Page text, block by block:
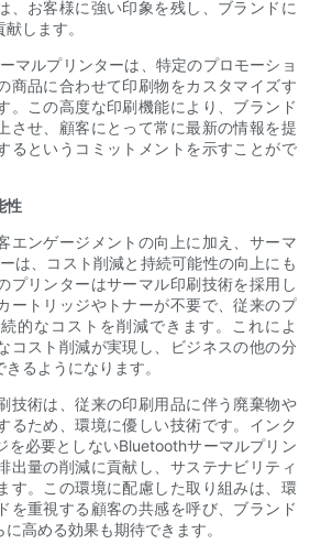
、お客様に強い印象を残し、ブランドに
します。
マルプリンターは、特定のプロモーショ
商品に合わせて印刷物をカスタマイズす
。この高度な印刷機能により、ブランド
させ、顧客にとって常に最新の情報を提
るというコミットメントを示すことがで
性
エンゲージメントの向上に加え、サーマ
は、コスト削減と持続可能性の向上にも
プリンターはサーマル印刷技術を採用し
ートリッジやトナーが不要で、従来のプ
的なコストを削減できます。これによ
コスト削減が実現し、ビジネスの他の分
るようになります。
技術は、従来の印刷用品に伴う廃棄物や
るため、環境に優しい技術です。インク
を必要としないBluetoothサーマルプリン
出量の削減に貢献し、サステナビリティ
す。この環境に配慮した取り組みは、環
を重視する顧客の共感を呼び、ブランド
高める効果も期待できます。